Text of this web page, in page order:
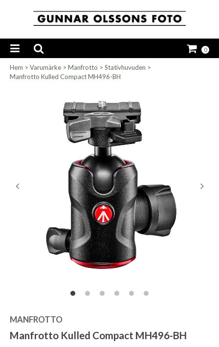
0
Hem > Varumärke > Manfrotto > Stativhuvuden >
Manfrotto Kulled Compact MH496-BH
MANFROTTO
Manfrotto Kulled Compact MH496-BH